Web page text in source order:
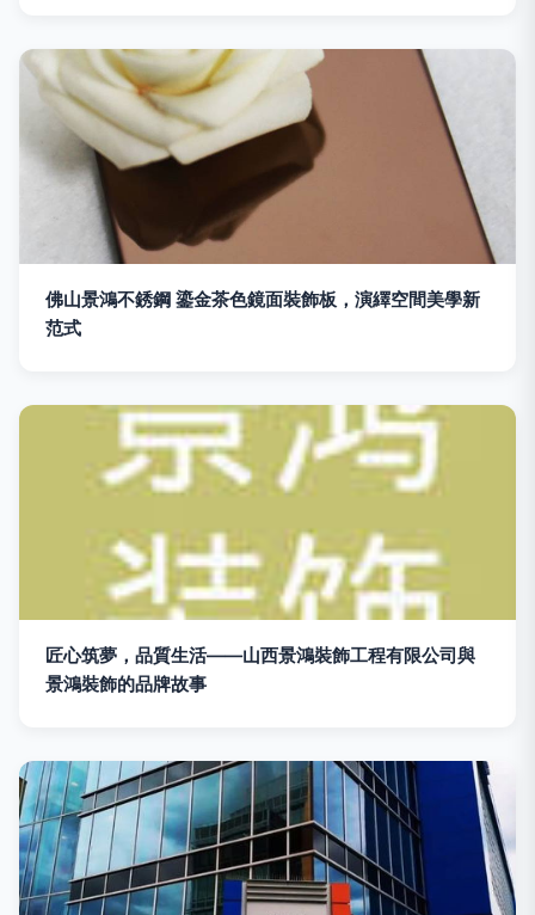
佛山景鴻不銹鋼 鎏金茶色鏡面裝飾板，演繹空間美學新
范式
匠心筑夢，品質生活——山西景鴻裝飾工程有限公司與
景鴻裝飾的品牌故事